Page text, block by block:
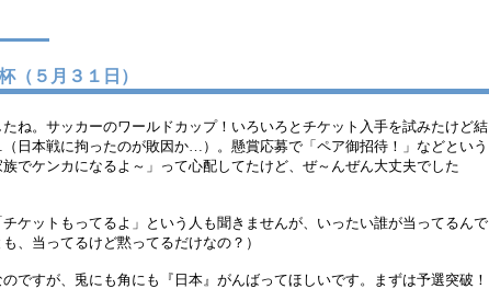
（５月３１日）
ね。サッカーのワールドカップ！いろいろとチケット入手を試みたけど結
日本戦に拘ったのが敗因か…）。懸賞応募で「ペア御招待！」などという
でケンカになるよ～」って心配してたけど、ぜ～んぜん大丈夫でした
ケットもってるよ」という人も聞きませんが、いったい誰が当ってるんで
、当ってるけど黙ってるだけなの？）
ですが、兎にも角にも『日本』がんばってほしいです。まずは予選突破！